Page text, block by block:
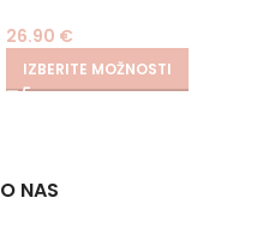
26.90 €
IZBERITE MOŽNOSTI
O NAS